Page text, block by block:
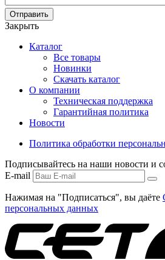
Отправить
Закрыть
Каталог
Все товары
Новинки
Скачать каталог
О компании
Техническая поддержка
Гарантийная политика
Новости
Политика обработки
Подписывайтесь на наши новости и
E-mail
Нажимая на "Подписаться", вы даёте
персональных данных